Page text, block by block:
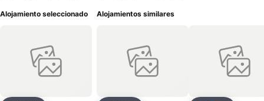
Alojamiento seleccionado Alojamientos similares